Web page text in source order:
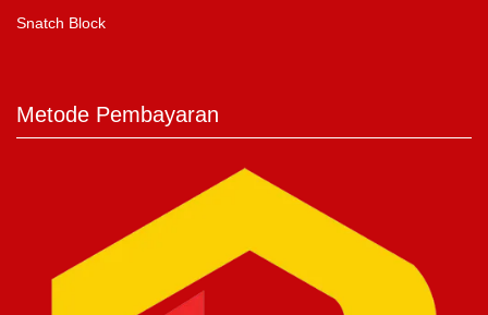
Snatch Block
Metode Pembayaran